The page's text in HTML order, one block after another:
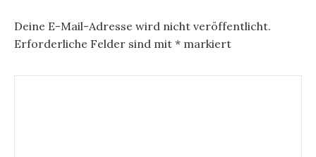
Deine E-Mail-Adresse wird nicht veröffentlicht.
Erforderliche Felder sind mit * markiert